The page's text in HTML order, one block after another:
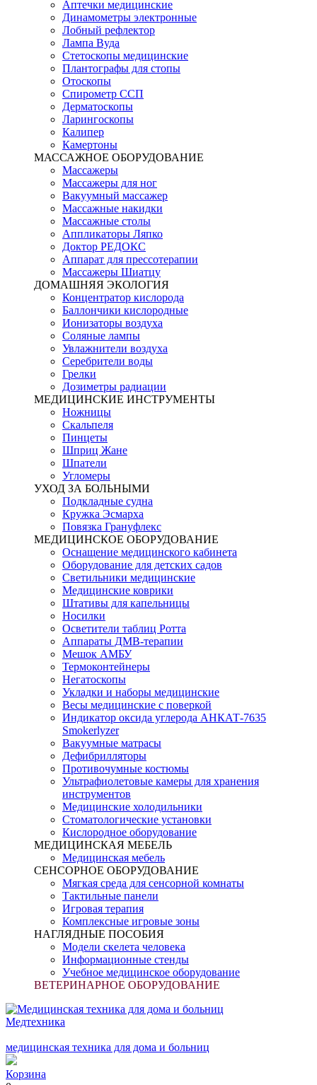
Аптечки медицинские
Динамометры электронные
Лобный рефлектор
Лампа Вуда
Стетоскопы медицинские
Плантографы для стопы
Отоскопы
Спирометр ССП
Дерматоскопы
Ларингоскопы
Калипер
Камертоны
МАССАЖНОЕ ОБОРУДОВАНИЕ
Массажеры
Массажеры для ног
Вакуумный массажер
Массажные накидки
Массажные столы
Аппликаторы Ляпко
Доктор РЕДОКС
Аппарат для прессотерапии
Массажеры Шиатцу
ДОМАШНЯЯ ЭКОЛОГИЯ
Концентратор кислорода
Баллончики кислородные
Ионизаторы воздуха
Соляные лампы
Увлажнители воздуха
Серебрители воды
Грелки
Дозиметры радиации
МЕДИЦИНСКИЕ ИНСТРУМЕНТЫ
Ножницы
Скальпеля
Пинцеты
Шприц Жане
Шпатели
Угломеры
УХОД ЗА БОЛЬНЫМИ
Подкладные судна
Кружка Эсмарха
Повязка Грануфлекс
МЕДИЦИНСКОЕ ОБОРУДОВАНИЕ
Оснащение медицинского кабинета
Оборудование для детских садов
Светильники медицинские
Медицинские коврики
Штативы для капельницы
Носилки
Осветители таблиц Ротта
Аппараты ДМВ-терапии
Мешок АМБУ
Термоконтейнеры
Негатоскопы
Укладки и наборы медицинские
Весы медицинские с поверкой
Индикатор оксида углерода АНКАТ-7635
Smokerlyzer
Вакуумные матрасы
Дефибрилляторы
Противочумные костюмы
Ультрафиолетовые камеры для хранения
инструментов
Медицинские холодильники
Стоматологические установки
Кислородное оборудование
МЕДИЦИНСКАЯ МЕБЕЛЬ
Медицинская мебель
СЕНСОРНОЕ ОБОРУДОВАНИЕ
Мягкая среда для сенсорной комнаты
Тактильные панели
Игровая терапия
Комплексные игровые зоны
НАГЛЯДНЫЕ ПОСОБИЯ
Модели скелета человека
Информационные стенды
Учебное медицинское оборудование
ВЕТЕРИНАРНОЕ ОБОРУДОВАНИЕ
Медтехника
медицинская техника для дома и больниц
Корзина